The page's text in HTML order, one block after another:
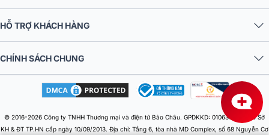
© 2016-2026 Công ty TNHH Thương mại và điện tử Bảo Châu. GPDKKD: 0106303879 do Sở
KH & ĐT TP.HN cấp ngày 10/09/2013. Địa chỉ: Tầng 6, tòa nhà MD Complex, số 68 Nguyễn Cơ
Thạch, Phường Từ Liêm, Thành phố Hà Nội, Việt Nam. Điện thoại: 024 730 10 255. Email: